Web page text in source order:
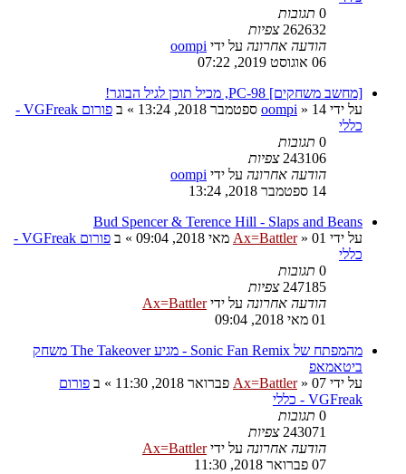
0 תגובות
262632 צפיות
הודעה אחרונה על ידי oompi
06 אוגוסט 2019, 07:22
[מחשב משחקים] PC-98, מכיל תוכן לגיל הבוגר!
על ידי
oompi » 14 ספטמבר 2018, 13:24 » ב
פורום VGFreak -
כללי
0 תגובות
243106 צפיות
הודעה אחרונה על ידי oompi
14 ספטמבר 2018, 13:24
Bud Spencer & Terence Hill - Slaps and Beans
על ידי
Ax=Battler» 01 מאי 2018, 09:04 » ב
פורום VGFreak -
כללי
0 תגובות
247185 צפיות
הודעה אחרונה על ידיAx=Battler
01 מאי 2018, 09:04
מהמפתח של Sonic Fan Remix - מגיע The Takeover משחק
ביטאמאפ
על ידי
Ax=Battler» 07 פברואר 2018, 11:30 » ב פורום
VGFreak - כללי
0 תגובות
243071 צפיות
הודעה אחרונה על ידיAx=Battler
07 פברואר 2018, 11:30